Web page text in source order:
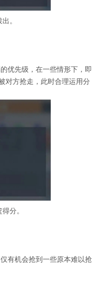
。
优先级，在一些情形下，即
对方抢走，此时合理运用分
分。
有机会抢到一些原本难以抢